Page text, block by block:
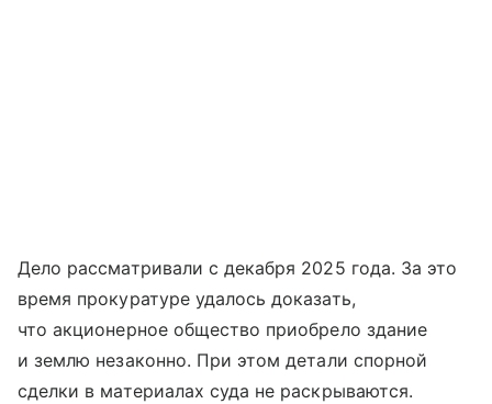
Дело рассматривали с декабря 2025 года. За это
время прокуратуре удалось доказать,
что акционерное общество приобрело здание
и землю незаконно. При этом детали спорной
сделки в материалах суда не раскрываются.